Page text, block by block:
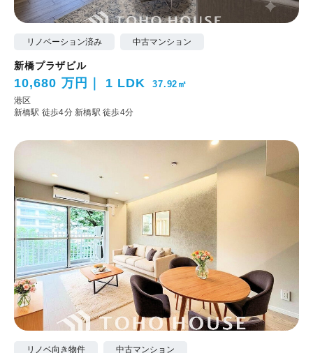
リノベーション済み 中古マンション
新橋プラザビル
10,680 万円 1 LDK 37.92㎡
港区
新橋駅 徒歩4分 新橋駅 徒歩4分
リノベ向き物件 中古マンション